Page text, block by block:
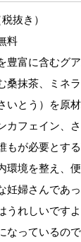
抜き）
料
豊富に含むグ
桑抹茶、ミネ
いとう）を原材
カフェイン、
もが必要とす
環境を整え、便
妊婦さんであ
うれしいですよ
なっているの